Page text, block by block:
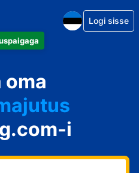
Logi sisse
oma
i